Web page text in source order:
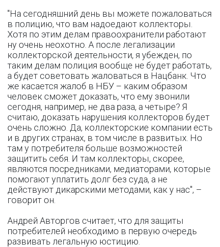
"На сегодняшний день вы можете пожаловаться
в полицию, что вам надоедают коллекторы.
Хотя по этим делам правоохранители работают
ну очень неохотно. А после легализации
коллекторской деятельности, я убежден, по
таким делам полиция вообще не будет работать,
а будет советовать жаловаться в Нацбанк. Что
же касается жалоб в НБУ – каким образом
человек сможет доказать, что ему звонили
сегодня, например, не два раза, а четыре? Я
считаю, доказать нарушения коллекторов будет
очень сложно. Да, коллекторские компании есть
и в других странах, в том числе в развитых. Но
там у потребителя больше возможностей
защитить себя. И там коллекторы, скорее,
являются посредниками, медиаторами, которые
помогают уплатить долг без суда, а не
действуют дикарскими методами, как у нас", –
говорит он.
Андрей Авторгов считает, что для защиты
потребителей необходимо в первую очередь
развивать легальную юстицию.